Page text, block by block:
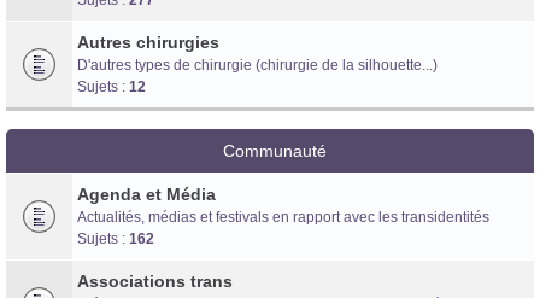
Autres chirurgies
D'autres types de chirurgie (chirurgie de la silhouette...)
Sujets : 12
Communauté
Agenda et Média
Actualités, médias et festivals en rapport avec les transidentités
Sujets : 162
Associations trans